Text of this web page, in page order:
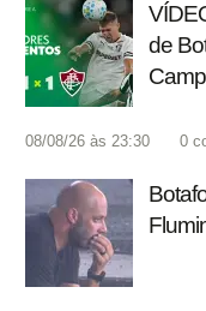
de
08/08/26 às 23:30 0